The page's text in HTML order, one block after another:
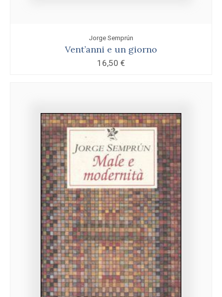
Jorge Semprún
Vent’anni e un giorno
16,50 €